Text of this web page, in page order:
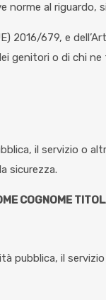
norme al
2016/679, e
genitori o di chi ne
il servizio o
sicurezza.
COGNOME
pubblica, il